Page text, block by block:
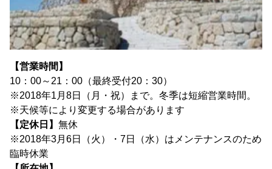
【営業時間】
10：00～21：00（最終受付20：30）
※2018年1月8日（月・祝）まで。冬季は短縮営業時間。
※天候等により変更する場合があります
【定休日】 無休
※2018年3月6日（火）・7日（水）はメンテナンスのため
臨時休業